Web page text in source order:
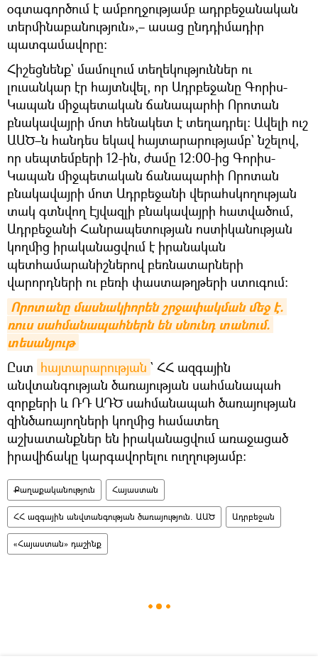
օգտագործում է ամբողջությամբ ադրբեջանական
տերմինաբանություն»,– ասաց ընդդիմադիր
պատգամավորը։
Հիշեցնենք` մամուլում տեղեկություններ ու
լուսանկար էր հայտնվել, որ Ադրբեջանը Գորիս-
Կապան միջպետական ճանապարհի Որոտան
բնակավայրի մոտ հենակետ է տեղադրել։ Ավելի ուշ
ԱԱԾ–ն հանդես եկավ հայտարարությամբ` նշելով,
որ սեպտեմբերի 12-ին, ժամը 12։00-ից Գորիս-
Կապան միջպետական ճանապարհի Որոտան
բնակավայրի մոտ Ադրբեջանի վերահսկողության
տակ գտնվող Էյվազլի բնակավայրի հատվածում,
Ադրբեջանի Հանրապետության ոստիկանության
կողմից իրականացվում է իրանական
պետհամարանիշներով բեռնատարների
վարորդների ու բեռի փաստաթղթերի ստուգում։
Որոտանը մասնակիորեն շրջափակման մեջ է.
ռուս սահմանապահներն են սնունդ տանում.
տեսանյութ
Ըստ հայտարարության ` ՀՀ ազգային
անվտանգության ծառայության սահմանապահ
զորքերի և ՌԴ ԱԴԾ սահմանապահ ծառայության
զինծառայողների կողմից համատեղ
աշխատանքներ են իրականացվում առաջացած
իրավիճակը կարգավորելու ուղղությամբ։
Քաղաքականություն Հայաստան
ՀՀ ազգային անվտանգության ծառայություն. ԱԱԾ Ադրբեջան
«Հայաստան» դաշինք